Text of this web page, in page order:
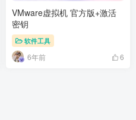
VMware虚拟机 官方版+激活
密钥
软件工具
6年前 6